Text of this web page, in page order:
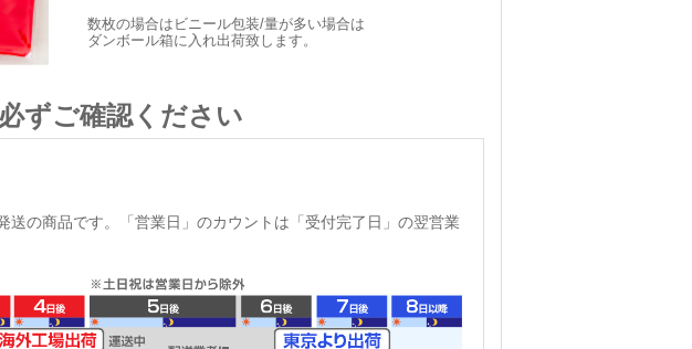
数枚の場合はビニール包装/量が多い場合は
ダンボール箱に入れ出荷致します。
ずご確認ください
送の商品です。「営業日」のカウントは「受付完了日」の翌営業